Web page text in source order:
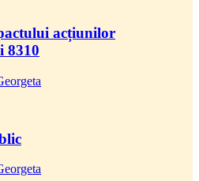
acțiunilor
8310